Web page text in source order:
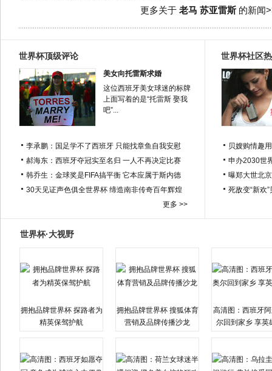
更多关于 老马 苏亚雷斯的新闻
世界杯顶级评论
美女向托雷斯求婚
这位西班牙美女球迷的标牌
上面写着的是“托雷斯 娶我
吧”...
李承鹏：国足学不了西班牙 只能找章鱼自我安慰
郝海东：西班牙夺冠实至名归 一人不再决定比赛
韩乔生：金球奖是FIFA搞平衡 它本应属于斯内德
30天见证声色俱全世界杯 缔造南非传奇百年辉煌
更多 >>
世界杯社区
贝嫂购情趣
申办2030世
曝郑大世北
死敌变“新欢
世界杯·大视野
拥抱品牌世界杯 探路者为
精英保驾护航
拥抱品牌世界杯 搜狐体育
营销及品牌传播沙龙
高清图：西班牙
尔回到家乡 享英